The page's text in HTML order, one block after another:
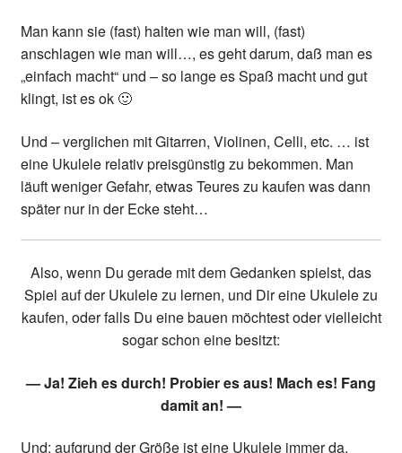
Man kann sie (fast) halten wie man will, (fast)
anschlagen wie man will…, es geht darum, daß man es
„einfach macht“ und – so lange es Spaß macht und gut
klingt, ist es ok 🙂
Und – verglichen mit Gitarren, Violinen, Celli, etc. … ist
eine Ukulele relativ preisgünstig zu bekommen. Man
läuft weniger Gefahr, etwas Teures zu kaufen was dann
später nur in der Ecke steht…
Also, wenn Du gerade mit dem Gedanken spielst, das
Spiel auf der Ukulele zu lernen, und Dir eine Ukulele zu
kaufen, oder falls Du eine bauen möchtest oder vielleicht
sogar schon eine besitzt:
— Ja! Zieh es durch! Probier es aus! Mach es! Fang
damit an! —
Und: aufgrund der Größe ist eine Ukulele immer da,